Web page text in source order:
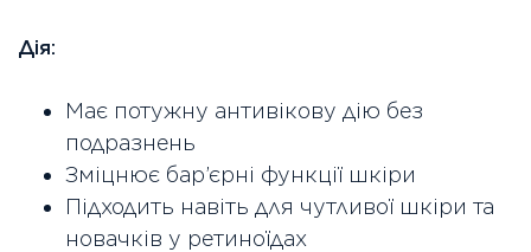
Дія:
Має потужну антивікову дію без
подразнень
Зміцнює бар’єрні функції шкіри
Підходить навіть для чутливої шкіри та
новачків у ретиноїдах